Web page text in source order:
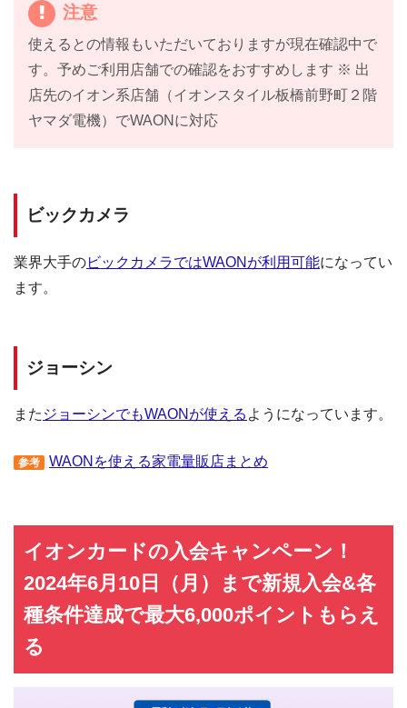
注意
使えるとの情報もいただいておりますが現在確認中で
す。予めご利用店舗での確認をおすすめします ※ 出
店先のイオン系店舗（イオンスタイル板橋前野町２階
ヤマダ電機）でWAONに対応
ビックカメラ
業界大手のビックカメラではWAONが利用可能になってい
ます。
ジョーシン
また ジョーシンでもWAONが使える ようになっています。
参考 WAONを使える家電量販店まとめ
イオンカードの入会キャンペーン！
2024年6月10日（月）まで新規入会&各
種条件達成で最大6,000ポイントもらえ
る